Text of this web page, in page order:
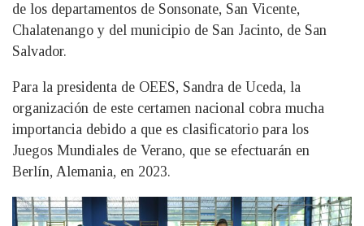
de los departamentos de Sonsonate, San Vicente,
Chalatenango y del municipio de San Jacinto, de San
Salvador.
Para la presidenta de OEES, Sandra de Uceda, la
organización de este certamen nacional cobra mucha
importancia debido a que es clasificatorio para los
Juegos Mundiales de Verano, que se efectuarán en
Berlín, Alemania, en 2023.